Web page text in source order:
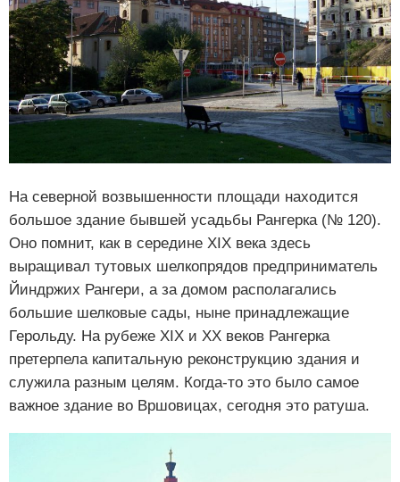
На северной возвышенности площади находится
большое здание бывшей усадьбы Рангерка (№ 120).
Оно помнит, как в середине XIX века здесь
выращивал тутовых шелкопрядов предприниматель
Йиндржих Рангери, а за домом располагались
большие шелковые сады, ныне принадлежащие
Герольду. На рубеже XIX и XX веков Рангерка
претерпела капитальную реконструкцию здания и
служила разным целям. Когда-то это было самое
важное здание во Вршовицах, сегодня это ратуша.